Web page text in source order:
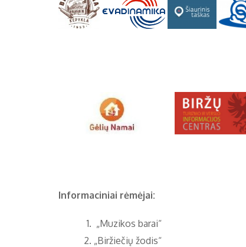
Informaciniai rėmėjai:
„Muzikos barai“
„Biržiečių žodis“